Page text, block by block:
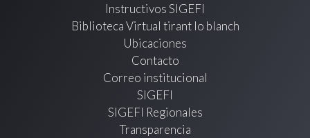
Instructivos SIGEFI
Biblioteca Virtual tirant lo blanch
Ubicaciones
Contacto
Correo institucional
SIGEFI
SIGEFI Regionales
Transparencia